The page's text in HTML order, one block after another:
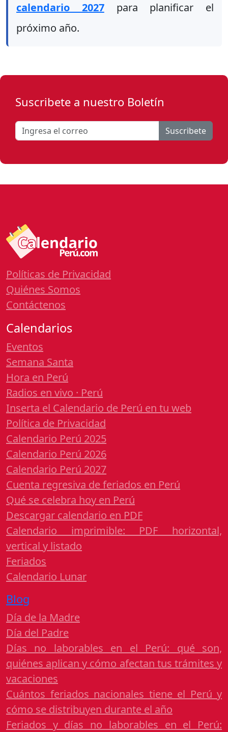
calendario 2027para planificar el
próximo año.
Suscribete a nuestro Boletín
Suscribete
Políticas de Privacidad
Quiénes Somos
Contáctenos
Calendarios
Eventos
Semana Santa
Hora en Perú
Radios en vivo · Perú
Inserta el Calendario de Perú en tu web
Política de Privacidad
Calendario Perú 2025
Calendario Perú 2026
Calendario Perú 2027
Cuenta regresiva de feriados en Perú
Qué se celebra hoy en Perú
Descargar calendario en PDF
Calendario imprimible: PDF horizontal,
vertical y listado
Feriados
Calendario Lunar
Blog
Día de la Madre
Día del Padre
Días no laborables en el Perú: qué son,
quiénes aplican y cómo afectan tus trámites y
vacaciones
Cuántos feriados nacionales tiene el Perú y
cómo se distribuyen durante el año
Feriados y días no laborables en el Perú: